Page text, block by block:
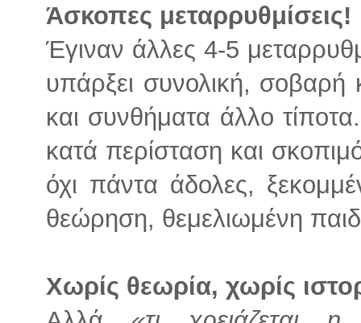
Άσκοπες μεταρρυθμίσεις!
Έγιναν άλλες 4-5
υπάρξει συνολική,
και συνθήματα άλλο
κατά περίσταση και
όχι πάντα άδολες,
θεώρηση, θεμελιωμένη
Χωρίς θεωρία, χωρίς